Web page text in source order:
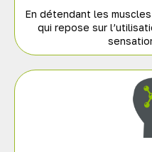
En détendant les
qui repose sur